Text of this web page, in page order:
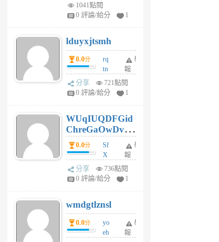
jl
月
前
1041點閱
0 評論/給分
1
lduyxjtsmh
0.0分
rq
tn
jt
gl
個
月
前
舉
報
分享
721點閱
0 評論/給分
1
WUqIUQDFGid
ChreGaOwDv
dY0.0分
Sf
X
Pe
Jc
R
P
m
v
舉
報
分享
736點閱
0 評論/給分
1
wmdgtlznsl
0.0分
yo
eh
舉
報